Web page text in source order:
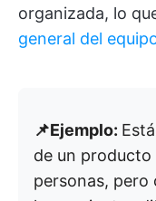
organizada, lo
general del
📌Ejemplo:
de un producto
personas, pero